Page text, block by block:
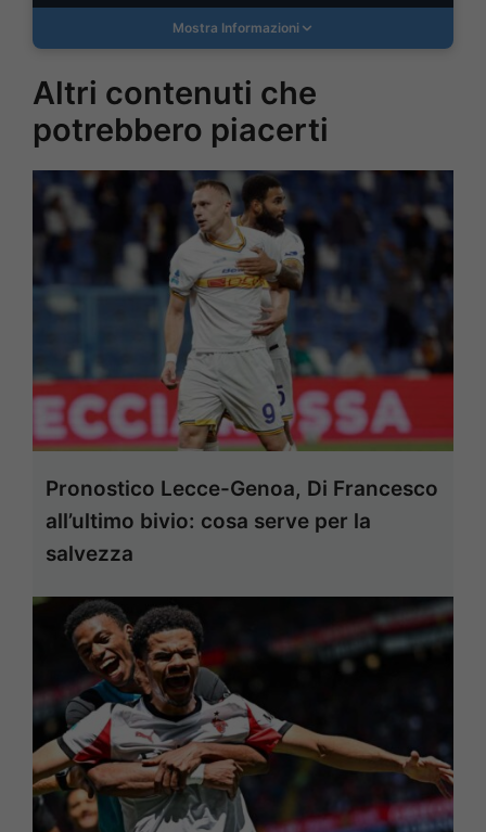
Mostra Informazioni
Altri contenuti che
potrebbero piacerti
Pronostico Lecce-Genoa, Di Francesco
all’ultimo bivio: cosa serve per la
salvezza